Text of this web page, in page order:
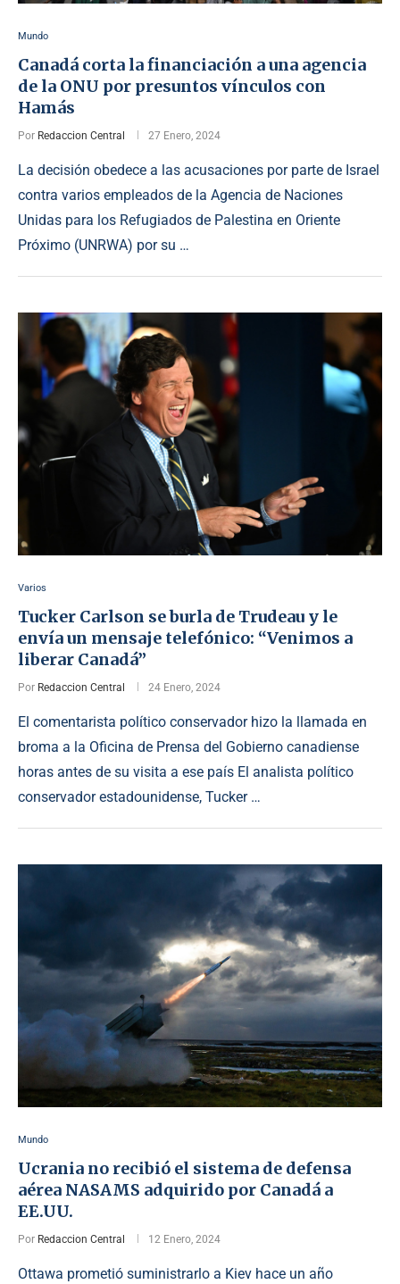
Mundo
Canadá corta la financiación a una agencia
de la ONU por presuntos vínculos con
Hamás
Por Redaccion Central 27 Enero, 2024
La decisión obedece a las acusaciones por parte de Israel
contra varios empleados de la Agencia de Naciones
Unidas para los Refugiados de Palestina en Oriente
Próximo (UNRWA) por su …
Varios
Tucker Carlson se burla de Trudeau y le
envía un mensaje telefónico: “Venimos a
liberar Canadá”
Por Redaccion Central 24 Enero, 2024
El comentarista político conservador hizo la llamada en
broma a la Oficina de Prensa del Gobierno canadiense
horas antes de su visita a ese país El analista político
conservador estadounidense, Tucker …
Mundo
Ucrania no recibió el sistema de defensa
aérea NASAMS adquirido por Canadá a
EE.UU.
Por Redaccion Central 12 Enero, 2024
Ottawa prometió suministrarlo a Kiev hace un año